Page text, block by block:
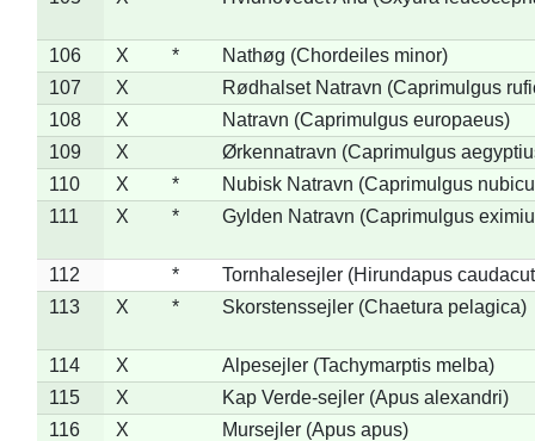
106 X *
Nathøg (Chordeiles minor)
107
X
Rødhalset Natravn (Caprimulgus
108
X
Natravn (Caprimulgus europaeus)
109
X
Ørkennatravn (Caprimulgus
110
X *
Nubisk Natravn (Caprimulgus
111
X * Gylden Natravn (Caprimulgus
112 *
Tornhalesejler (Hirundapus
113
X * Skorstenssejler (Chaetura pelagica)
114 X
Alpesejler (Tachymarptis melba)
115
X
Kap Verde-sejler (Apus alexandri)
116
X
Mursejler (Apus apus)